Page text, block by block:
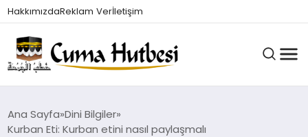
HakkımızdaReklam Verİletişim
HUTBELER
Ana Sayfa Dini Bilgiler
Kurban Eti: Kurban etini nasıl paylaşmalı